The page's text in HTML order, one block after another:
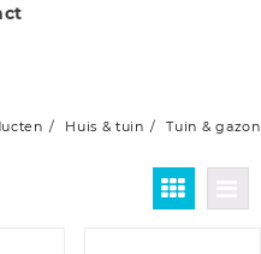
Huis & tuin Tuin & gazon